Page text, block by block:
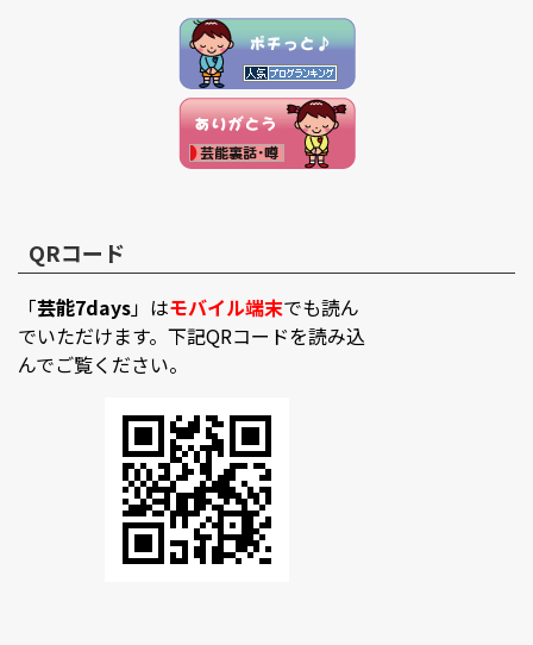
QRコード
「芸能7days」はモバイル端末でも読ん
でいただけます。下記QRコードを読み込
んでご覧ください。